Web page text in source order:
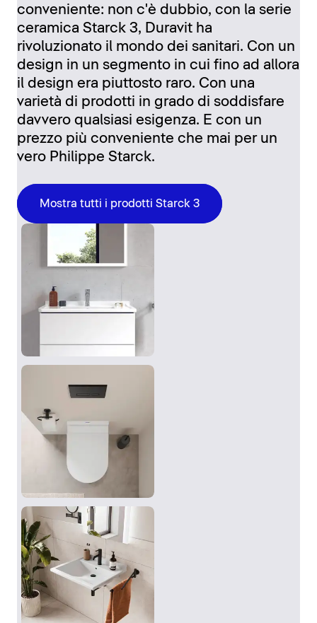
conveniente: non c'è dubbio, con la serie
ceramica Starck 3, Duravit ha
rivoluzionato il mondo dei sanitari. Con un
design in un segmento in cui fino ad allora
il design era piuttosto raro. Con una
varietà di prodotti in grado di soddisfare
davvero qualsiasi esigenza. E con un
prezzo più conveniente che mai per un
vero Philippe Starck.
Mostra tutti i prodotti Starck 3